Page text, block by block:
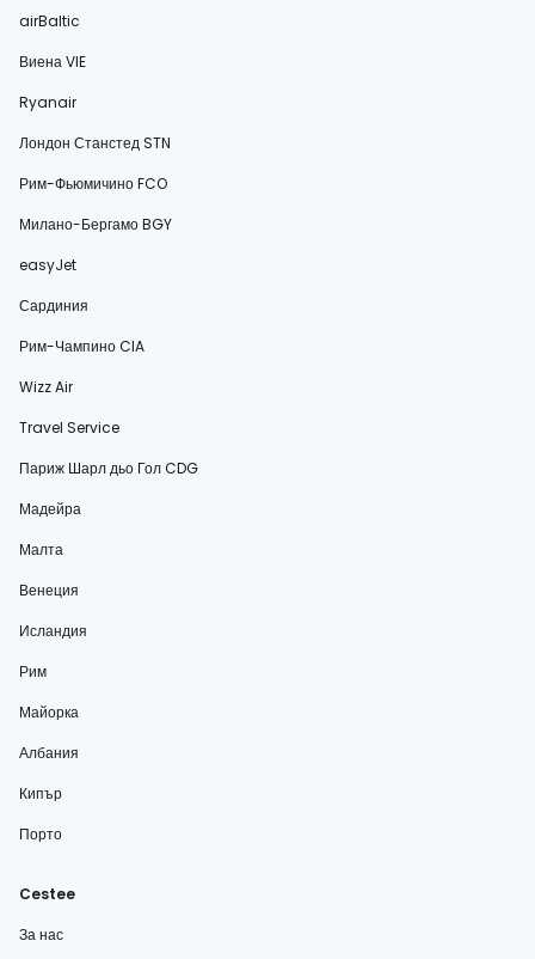
airBaltic
Виена VIE
Ryanair
Лондон Станстед STN
Рим-Фьюмичино FCO
Милано-Бергамо BGY
easyJet
Сардиния
Рим-Чампино CIA
Wizz Air
Travel Service
Париж Шарл дьо Гол CDG
Мадейра
Малта
Венеция
Исландия
Рим
Майорка
Албания
Кипър
Порто
Cestee
За нас